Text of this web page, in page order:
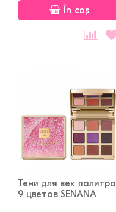
În coș
Тени для век палитра
9 цветов SENANA